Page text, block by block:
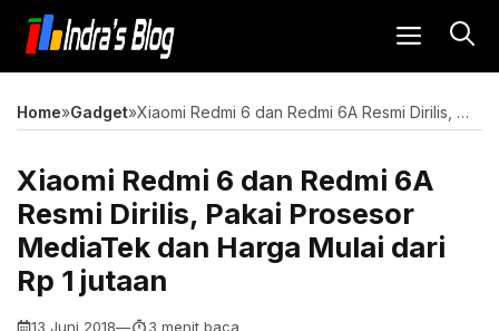
Langsung
isi
MENU
Home»Gadget» Xiaomi Redmi 6 dan Redmi 6A Resmi Dirilis, Pakai Prosesor MediaTek dan Harga Mulai dari Rp 1 jutaan
Xiaomi Redmi 6 dan Redmi 6A
Resmi Dirilis, Pakai Prosesor
MediaTek dan Harga Mulai dari
Rp 1 jutaan
13 Juni 2018— 3 menit baca